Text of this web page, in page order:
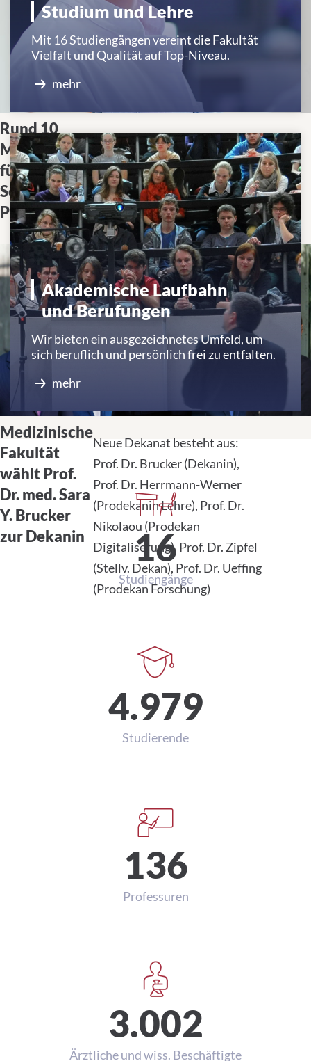
Rund 10
Millionen Euro
für Clinician
Scientist
Programme
Förderung schlägt Brücke
zwischen Labor und Klinik
und stärkt ärztlichen
Nachwuchs in der
Forschung
Medizinische
Fakultät
wählt Prof.
Dr. med. Sara
Y. Brucker
zur Dekanin
Neue Dekanat besteht aus:
Prof. Dr. Brucker (Dekanin),
Prof. Dr. Herrmann-Werner
(Prodekanin Lehre), Prof. Dr.
Nikolaou (Prodekan
Digitaliserung), Prof. Dr. Zipfel
(Stellv. Dekan), Prof. Dr. Ueffing
(Prodekan Forschung)
Studium und Lehre
Mit 16 Studiengängen vereint die Fakultät
Vielfalt und Qualität auf Top-Niveau.
mehr
Akademische Laufbahn
und Berufungen
Wir bieten ein ausgezeichnetes Umfeld, um
sich beruflich und persönlich frei zu entfalten.
mehr
Daten und Zahlen
16
Studiengänge
4.979
Studierende
136
Professuren
3.002
Ärztliche und wiss. Beschäftigte